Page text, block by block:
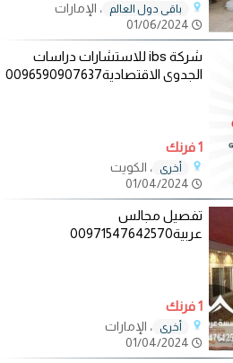
باقي دول العالم
، الإمارات
شركة ibs للاستشارات دراسات
الجدوى الاقتصادية0096590907637
1 فرنك
أخرى
، الكويت
تفصيل مجالس
عربية00971547642570
1 فرنك
أخرى
، الإمارات